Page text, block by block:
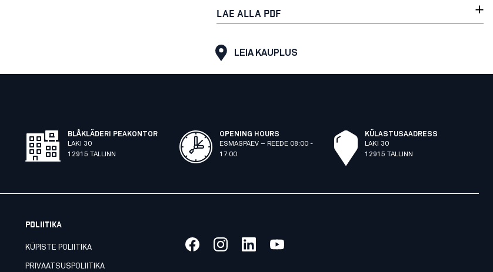
LAE ALLA PDF
LEIA KAUPLUS
BLÅKLÄDERI PEAKONTOR
LAKI 30
12915 TALLINN
OPENING HOURS
ESMASPÄEV – REEDE 08:00 -
17:00
KÜLASTUSAADRESS
LAKI 30
12915 TALLINN
POLIITIKA
KÜPISTE POLIITIKA
PRIVAATSUSPOLIITIKA